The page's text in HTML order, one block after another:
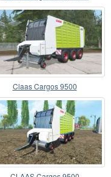
Claas Cargos 9500